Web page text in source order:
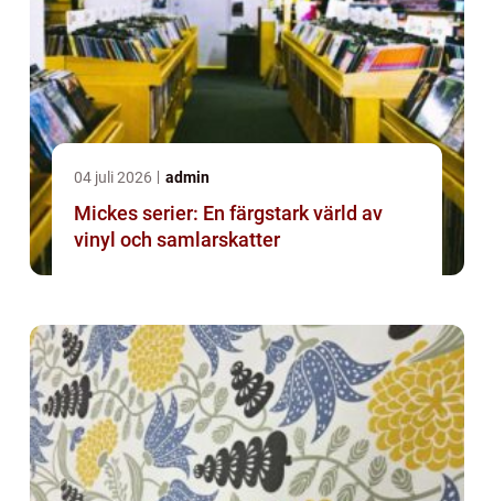
04 juli 2026 admin
Mickes serier: En färgstark värld av
vinyl och samlarskatter